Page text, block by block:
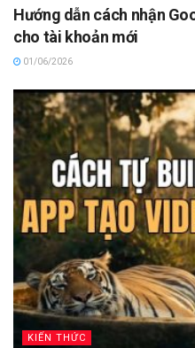
Hướng dẫn cách nhận
cho tài khoản mới
01/06/2026
KIẾN THỨC